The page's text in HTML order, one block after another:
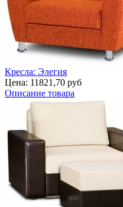
Кресла: Элегия
Цена: 11821,70 руб
Описание товара